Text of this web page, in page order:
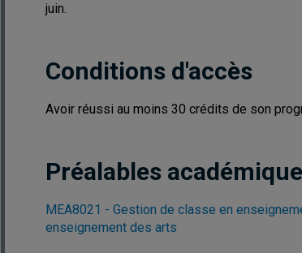
juin.
Conditions d'accès
Avoir réussi au moins 30 crédits de son
Préalables
MEA8021 - Gestion de classe en
enseignement des arts